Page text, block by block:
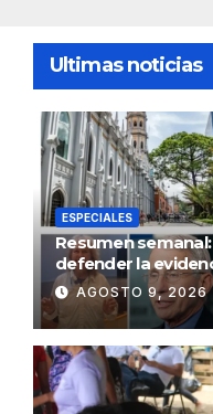
Ultimas noticias
ESPECIALES
Resumen
defender la
AGOSTO 9, 2026